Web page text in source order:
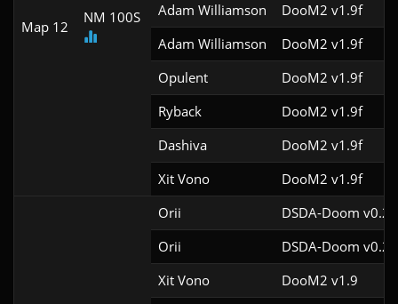
Map 12
NM 100S
Adam Williamson
DooM2 v1.9f
Adam Williamson
DooM2 v1.9f
Opulent
DooM2 v1.9f
Ryback
DooM2 v1.9f
Dashiva
DooM2 v1.9f
Xit Vono
DooM2 v1.9f
Orii
DSDA-Doom
Orii
DSDA-Doom
Xit Vono
DooM2 v1.9